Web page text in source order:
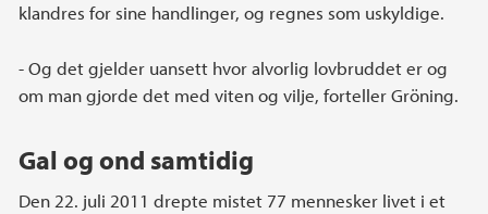
klandres for sine handlinger, og regnes som uskyldige.
- Og det gjelder uansett hvor alvorlig lovbruddet er og
om man gjorde det med viten og vilje, forteller Gröning.
Gal og ond samtidig
Den 22. juli 2011 drepte mistet 77 mennesker livet i et